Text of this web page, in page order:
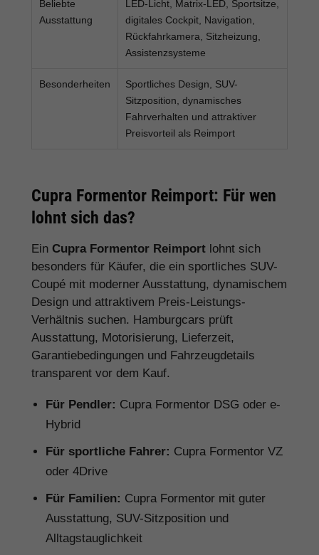
Beliebte
Ausstattung
LED-Licht, Matrix-LED, Sportsitze,
digitales Cockpit, Navigation,
Rückfahrkamera, Sitzheizung,
Assistenzsysteme
Besonderheiten
Sportliches Design, SUV-
Sitzposition, dynamisches
Fahrverhalten und attraktiver
Preisvorteil als Reimport
Cupra Formentor Reimport: Für wen
lohnt sich das?
Ein Cupra Formentor Reimport lohnt sich
besonders für Käufer, die ein sportliches SUV-
Coupé mit moderner Ausstattung, dynamischem
Design und attraktivem Preis-Leistungs-
Verhältnis suchen. Hamburgcars prüft
Ausstattung, Motorisierung, Lieferzeit,
Garantiebedingungen und Fahrzeugdetails
transparent vor dem Kauf.
Für Pendler: Cupra Formentor DSG oder e-
Hybrid
Für sportliche Fahrer: Cupra Formentor VZ
oder 4Drive
Für Familien: Cupra Formentor mit guter
Ausstattung, SUV-Sitzposition und
Alltagstauglichkeit